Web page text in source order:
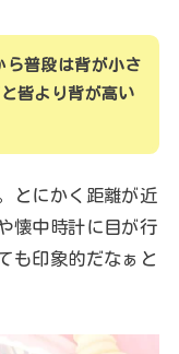
ら普段は背が小さ
皆より背が高い
とにかく距離が近
懐中時計に目が行
も印象的だなぁと